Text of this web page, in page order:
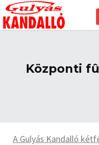
Központi
A Gulyás Kandalló